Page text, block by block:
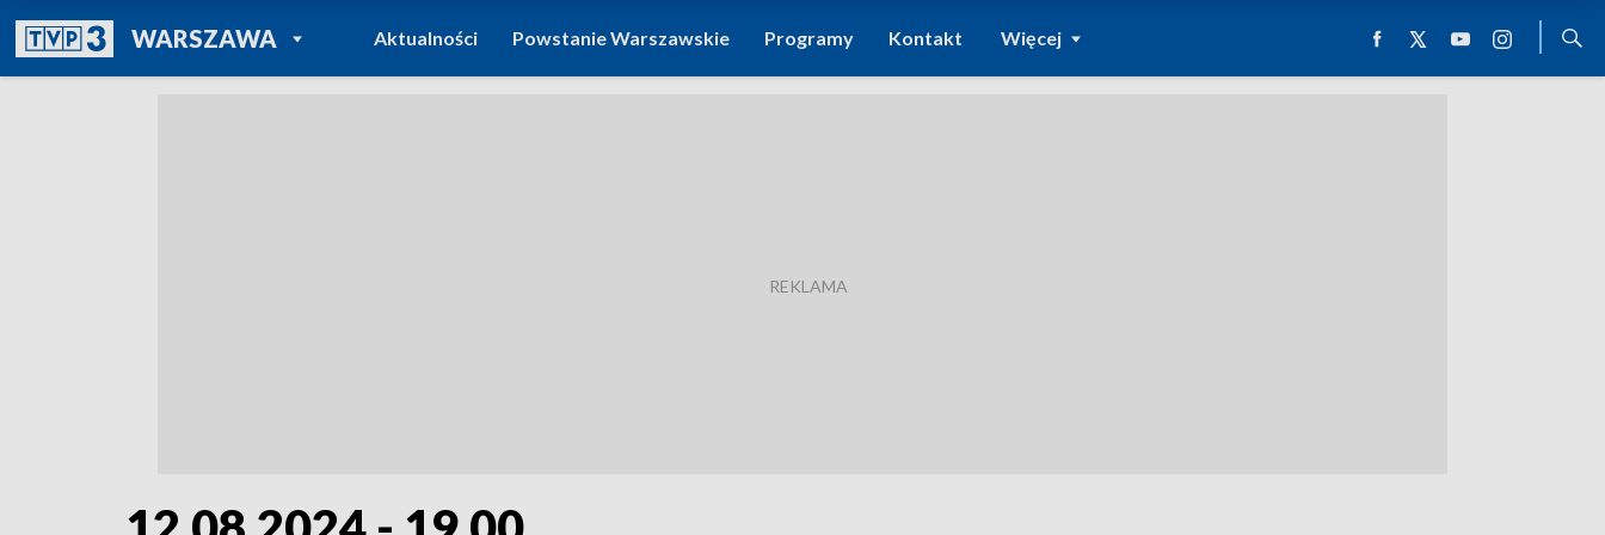
WARSZAWAPOWRÓT DO
TVP REGIONY
Aktualności Powstanie Warszawskie Programy Kontakt Więcej